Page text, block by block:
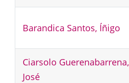
Barandica Santos, Íñigo
Ciarsolo Guerenabarrena,
José